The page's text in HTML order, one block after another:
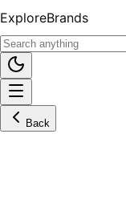
ExploreBrands
Back